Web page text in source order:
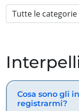
Cosa sono gli
registrarmi?